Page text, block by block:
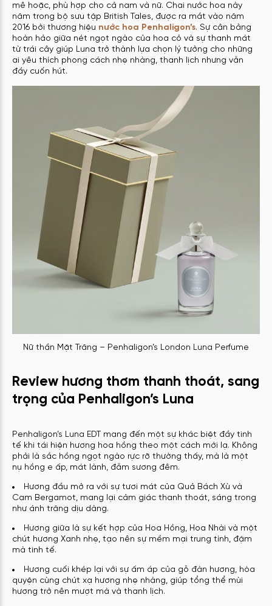
mê hoặc, phù hợp cho cả nam và nữ. Chai nước hoa này
năm trong bộ sưu tập British Tales, được ra mắt vào năm
2016 bởi thương hiệu nước hoa Penhaligon’s. Sự cân bằng
hoàn hảo giữa nét ngọt ngào của hoa cỏ và sự thanh mát
từ trái cây giúp Luna trở thành lựa chọn lý tưởng cho những
ai yêu thích phong cách nhẹ nhàng, thanh lịch nhưng vẫn
đầy cuốn hút.
Nữ thần Mặt Trăng – Penhaligon’s London Luna Perfume
Review hương thơm thanh thoát, sang
trọng của Penhaligon’s Luna
Penhaligon’s Luna EDT mang đến một sự khác biệt đầy tinh
tế khi tái hiện hương hoa hồng theo một cách mới lạ. Không
phải là sắc hồng ngọt ngào rực rỡ thường thấy, mà là một
nụ hồng e ấp, mát lành, đẫm sương đêm.
Hương đầu mở ra với sự tươi mát của Quả Bách Xù và
Cam Bergamot, mang lại cảm giác thanh thoát, sáng trong
như ánh trăng dịu dàng.
Hương giữa là sự kết hợp của Hoa Hồng, Hoa Nhài và một
chút hương Xanh nhẹ, tạo nên sự mềm mại trung tính, đậm
mà tinh tế.
Hương cuối khép lại với sự ấm áp của gỗ đàn hương, hòa
quyện cùng chút xạ hương nhẹ nhàng, giúp tổng thể mùi
hương trở nên mượt mà và thanh lịch.